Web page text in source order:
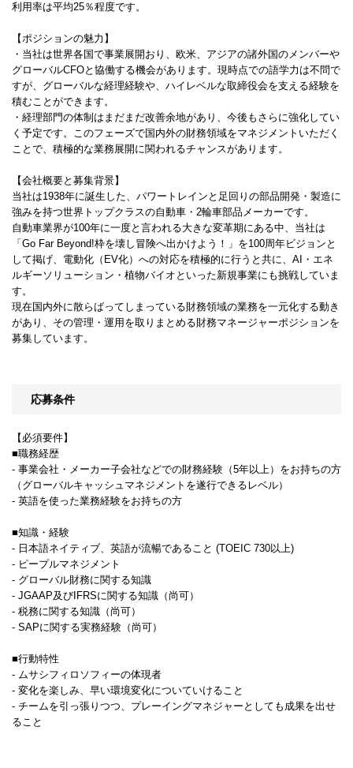
利用率は平均25％程度です。
【ポジションの魅力】
・当社は世界各国で事業展開おり、欧米、アジアの諸外国のメンバーや
グローバルCFOと協働する機会があります。現時点での語学力は不問で
すが、グローバルな経理経験や、ハイレベルな取締役会を支える経験を
積むことができます。
・経理部門の体制はまだまだ改善余地があり、今後もさらに強化してい
く予定です。このフェーズで国内外の財務領域をマネジメントいただく
ことで、積極的な業務展開に関われるチャンスがあります。
【会社概要と募集背景】
当社は1938年に誕生した、パワートレインと足回りの部品開発・製造に
強みを持つ世界トップクラスの自動車・2輪車部品メーカーです。
自動車業界が100年に一度と言われる大きな変革期にある中、当社は
「Go Far Beyond!枠を壊し冒険へ出かけよう！」を100周年ビジョンと
して掲げ、電動化（EV化）への対応を積極的に行うと共に、AI・エネ
ルギーソリューション・植物バイオといった新規事業にも挑戦していま
す。
現在国内外に散らばってしまっている財務領域の業務を一元化する動き
があり、その管理・運用を取りまとめる財務マネージャーポジションを
募集しています。
応募条件
【必須要件】
■職務経歴
- 事業会社・メーカー子会社などでの財務経験（5年以上）をお持ちの方
（グローバルキャッシュマネジメントを遂行できるレベル）
- 英語を使った業務経験をお持ちの方
■知識・経験
- 日本語ネイティブ、英語が流暢であること (TOEIC 730以上)
- ピープルマネジメント
- グローバル財務に関する知識
- JGAAP及びIFRSに関する知識（尚可）
- 税務に関する知識（尚可）
- SAPに関する実務経験（尚可）
■行動特性
- ムサシフィロソフィーの体現者
- 変化を楽しみ、早い環境変化についていけること
- チームを引っ張りつつ、プレーイングマネジャーとしても成果を出せ
ること